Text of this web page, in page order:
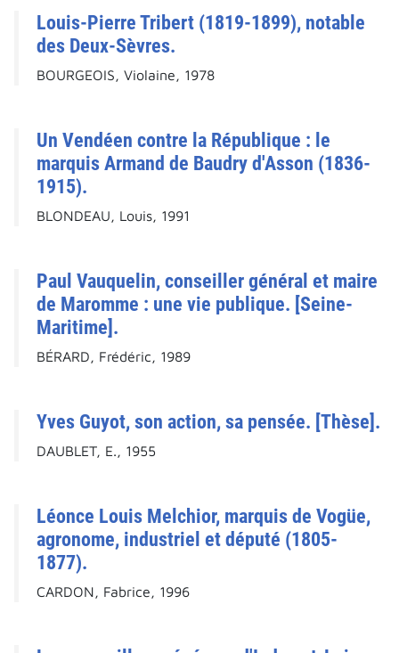
Louis-Pierre Tribert (1819-1899), notable
des Deux-Sèvres.
BOURGEOIS, Violaine, 1978
Un Vendéen contre la République : le
marquis Armand de Baudry d'Asson (1836-
1915).
BLONDEAU, Louis, 1991
Paul Vauquelin, conseiller général et maire
de Maromme : une vie publique. [Seine-
Maritime].
BÉRARD, Frédéric, 1989
Yves Guyot, son action, sa pensée. [Thèse].
DAUBLET, E., 1955
Léonce Louis Melchior, marquis de Vogüe,
agronome, industriel et député (1805-
1877).
CARDON, Fabrice, 1996